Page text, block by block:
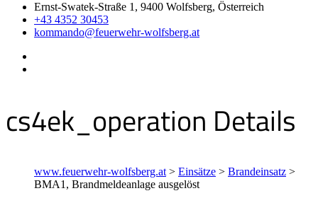
Ernst-Swatek-Straße 1, 9400 Wolfsberg, Österreich
+43 4352 30453
kommando@feuerwehr-wolfsberg.at
cs4ek_operation Details
www.feuerwehr-wolfsberg.at > Einsätze > Brandeinsatz >
BMA1, Brandmeldeanlage ausgelöst